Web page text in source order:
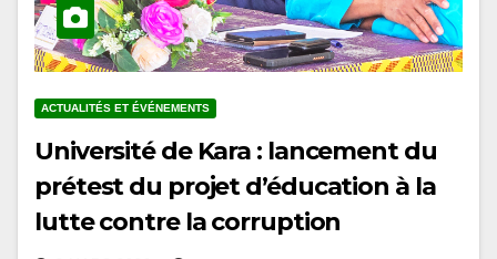
Université de Kara : lancement du
prétest du projet d’éducation à la
lutte contre la corruption